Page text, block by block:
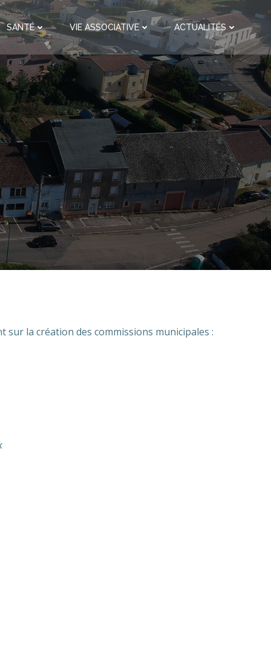
SANTÉ VIE ASSOCIATIVE ACTUALITÉS
sur la création des commissions municipales :